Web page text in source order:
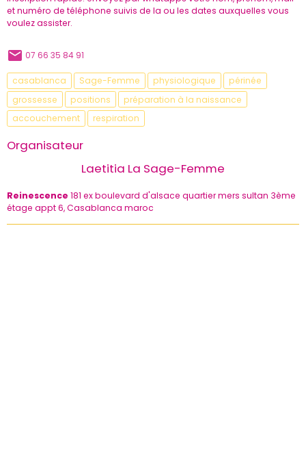
et numéro de téléphone suivis de la ou les dates auxquelles vous
voulez assister.
07 66 35 84 91
casablanca Sage-Femme physiologique
périnée
grossesse
positions
préparation à la naissance
accouchement
respiration
Organisateur
Laetitia La Sage-Femme
Reinescence 181 ex boulevard d'alsace quartier mers sultan 3ème
étage appt 6, Casablanca maroc